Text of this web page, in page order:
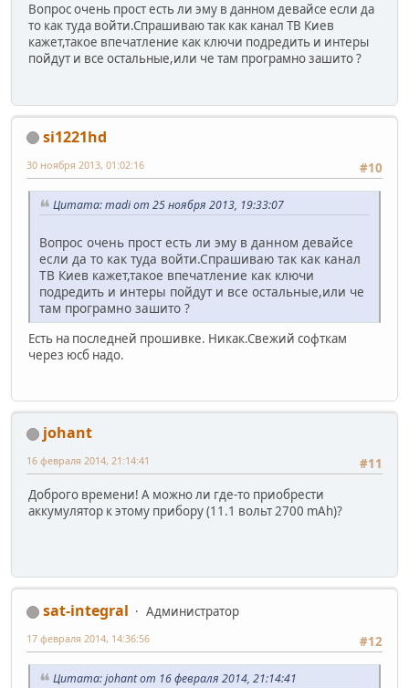
Вопрос очень прост есть ли эму в данном девайсе если да
то как туда войти.Спрашиваю так как канал ТВ Киев
кажет,такое впечатление как ключи подредить и интеры
пойдут и все остальные,или че там програмно зашито ?
si1221hd
#10
30 ноября 2013, 01:02:16
Цитата: madi от 25 ноября 2013, 19:33:07
Вопрос очень прост есть ли эму в данном девайсе
если да то как туда войти.Спрашиваю так как канал
ТВ Киев кажет,такое впечатление как ключи
подредить и интеры пойдут и все остальные,или че
там програмно зашито ?
Есть на последней прошивке. Никак.Свежий софткам
через юсб надо.
johant
#11
16 февраля 2014, 21:14:41
Доброго времени! А можно ли где-то приобрести
аккумулятор к этому прибору (11.1 вольт 2700 mAh)?
sat-integral
Администратор
#12
17 февраля 2014, 14:36:56
Цитата: johant от 16 февраля 2014, 21:14:41